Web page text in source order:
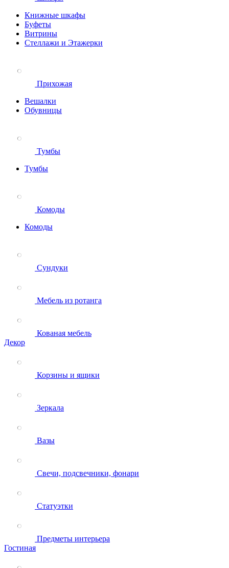
Книжные шкафы
Буфеты
Витрины
Стеллажи и Этажерки
Прихожая
Вешалки
Обувницы
Тумбы
Тумбы
Комоды
Комоды
Сундуки
Мебель из ротанга
Кованая мебель
Декор
Корзины и ящики
Зеркала
Вазы
Свечи, подсвечники, фонари
Статуэтки
Предметы интерьера
Гостиная